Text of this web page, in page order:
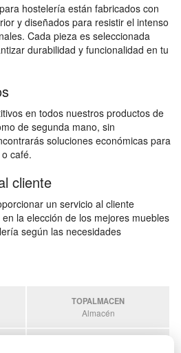
hostelería están fabricados con
y diseñados para resistir el intenso
Cada pieza es seleccionada
durabilidad y funcionalidad en tu
en todos nuestros productos de
de segunda mano, sin
soluciones económicas para
café.
cliente
un servicio al cliente
la elección de los mejores muebles
según las necesidades
TOPALMACEN
Almacén